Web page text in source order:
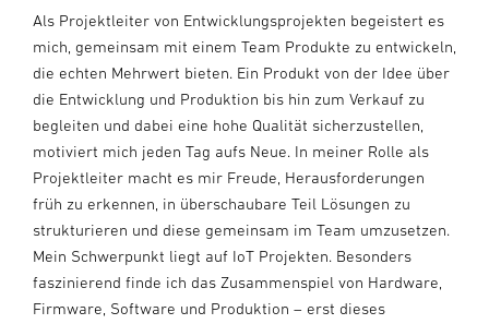
Als Projektleiter von Entwicklungsprojekten begeistert es
mich, gemeinsam mit einem Team Produkte zu entwickeln,
die echten Mehrwert bieten. Ein Produkt von der Idee über
die Entwicklung und Produktion bis hin zum Verkauf zu
begleiten und dabei eine hohe Qualität sicherzustellen,
motiviert mich jeden Tag aufs Neue. In meiner Rolle als
Projektleiter macht es mir Freude, Herausforderungen
früh zu erkennen, in überschaubare Teil Lösungen zu
strukturieren und diese gemeinsam im Team umzusetzen.
Mein Schwerpunkt liegt auf IoT Projekten. Besonders
faszinierend finde ich das Zusammenspiel von Hardware,
Firmware, Software und Produktion – erst dieses